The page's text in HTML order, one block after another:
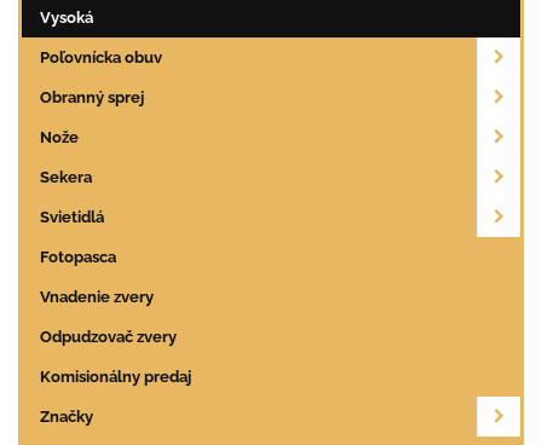
Vysoká
Poľovnícka obuv
Obranný sprej
Nože
Sekera
Svietidlá
Fotopasca
Vnadenie zvery
Odpudzovač zvery
Komisionálny predaj
Značky